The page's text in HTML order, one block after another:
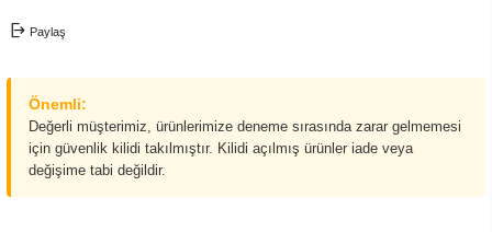
Paylaş
Önemli:
Değerli müşterimiz, ürünlerimize deneme sırasında zarar gelmemesi
için güvenlik kilidi takılmıştır. Kilidi açılmış ürünler iade veya
değişime tabi değildir.